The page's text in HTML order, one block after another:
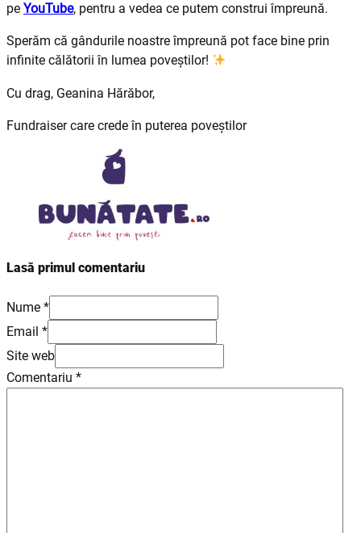
pe YouTube, pentru a vedea ce putem construi împreună.
Sperăm că gândurile noastre împreună pot face bine prin
infinite călătorii în lumea poveştilor!
Cu drag, Geanina Hărăbor,
Fundraiser care crede în puterea poveștilor
Lasă primul comentariu
Nume *
Email *
Site web
Comentariu *